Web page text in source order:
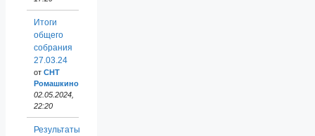
Итоги
общего
собрания
27.03.24
от СНТ
Ромашкино
02.05.2024,
22:20
Результаты